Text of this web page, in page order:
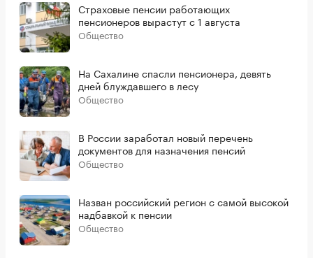
Страховые пенсии работающих
пенсионеров вырастут с 1 августа
Общество
На Сахалине спасли пенсионера, девять
дней блуждавшего в лесу
Общество
В России заработал новый перечень
документов для назначения пенсий
Общество
Назван российский регион с самой высокой
надбавкой к пенсии
Общество